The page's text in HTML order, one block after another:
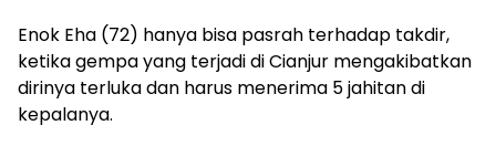
Enok Eha (72) hanya bisa pasrah terhadap takdir,
ketika gempa yang terjadi di Cianjur mengakibatkan
dirinya terluka dan harus menerima 5 jahitan di
kepalanya.